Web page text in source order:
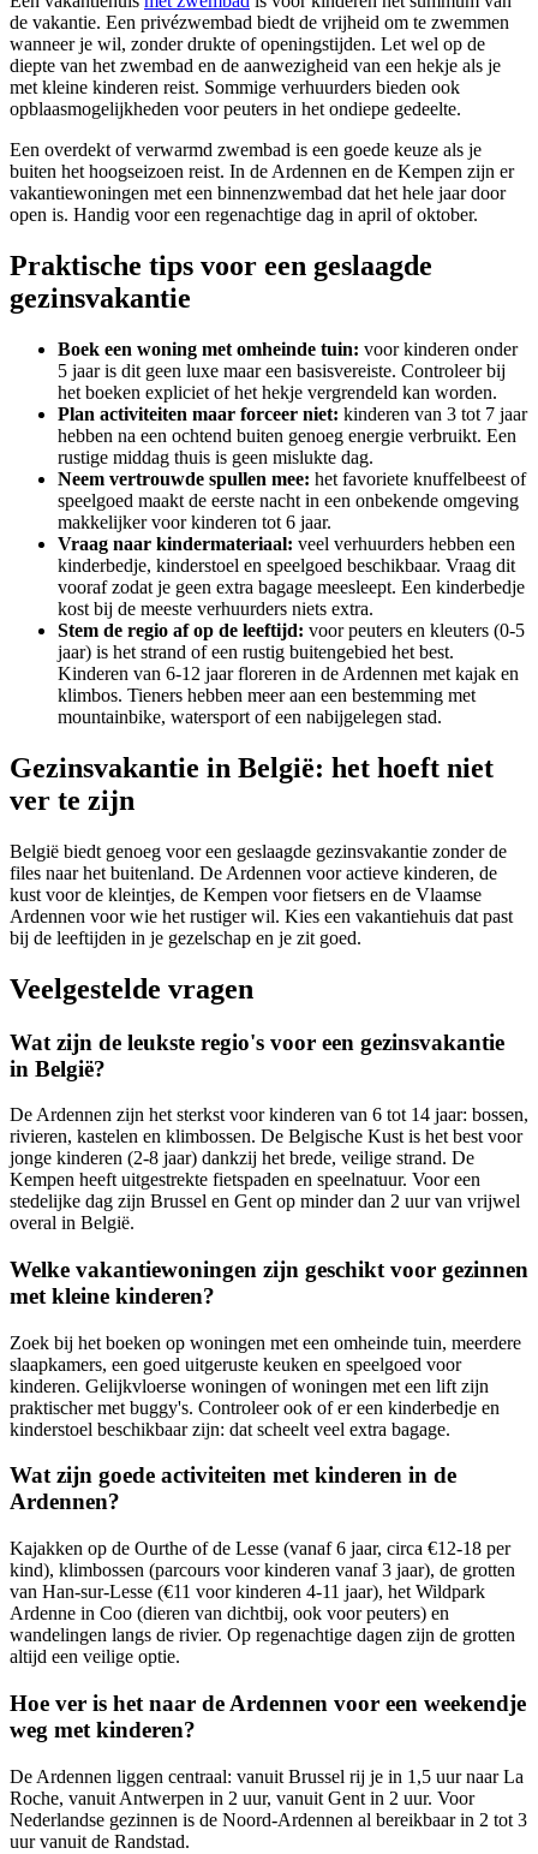
de vakantie. Een privézwembad biedt de vrijheid om te zwemmen
wanneer je wil, zonder drukte of openingstijden. Let wel op de
diepte van het zwembad en de aanwezigheid van een hekje als je
met kleine kinderen reist. Sommige verhuurders bieden ook
opblaasmogelijkheden voor peuters in het ondiepe gedeelte.
Een overdekt of verwarmd zwembad is een goede keuze als je
buiten het hoogseizoen reist. In de Ardennen en de Kempen zijn er
vakantiewoningen met een binnenzwembad dat het hele jaar door
open is. Handig voor een regenachtige dag in april of oktober.
Praktische tips voor een geslaagde
gezinsvakantie
Boek een woning met omheinde tuin: voor kinderen onder
5 jaar is dit geen luxe maar een basisvereiste. Controleer bij
het boeken expliciet of het hekje vergrendeld kan worden.
Plan activiteiten maar forceer niet: kinderen van 3 tot 7 jaar
hebben na een ochtend buiten genoeg energie verbruikt. Een
rustige middag thuis is geen mislukte dag.
Neem vertrouwde spullen mee: het favoriete knuffelbeest of
speelgoed maakt de eerste nacht in een onbekende omgeving
makkelijker voor kinderen tot 6 jaar.
Vraag naar kindermateriaal: veel verhuurders hebben een
kinderbedje, kinderstoel en speelgoed beschikbaar. Vraag dit
vooraf zodat je geen extra bagage meesleept. Een kinderbedje
kost bij de meeste verhuurders niets extra.
Stem de regio af op de leeftijd: voor peuters en kleuters (0-5
jaar) is het strand of een rustig buitengebied het best.
Kinderen van 6-12 jaar floreren in de Ardennen met kajak en
klimbos. Tieners hebben meer aan een bestemming met
mountainbike, watersport of een nabijgelegen stad.
Gezinsvakantie in België: het hoeft niet
ver te zijn
België biedt genoeg voor een geslaagde gezinsvakantie zonder de
files naar het buitenland. De Ardennen voor actieve kinderen, de
kust voor de kleintjes, de Kempen voor fietsers en de Vlaamse
Ardennen voor wie het rustiger wil. Kies een vakantiehuis dat past
bij de leeftijden in je gezelschap en je zit goed.
Veelgestelde vragen
Wat zijn de leukste regio's voor een gezinsvakantie
in België?
De Ardennen zijn het sterkst voor kinderen van 6 tot 14 jaar: bossen,
rivieren, kastelen en klimbossen. De Belgische Kust is het best voor
jonge kinderen (2-8 jaar) dankzij het brede, veilige strand. De
Kempen heeft uitgestrekte fietspaden en speelnatuur. Voor een
stedelijke dag zijn Brussel en Gent op minder dan 2 uur van vrijwel
overal in België.
Welke vakantiewoningen zijn geschikt voor gezinnen
met kleine kinderen?
Zoek bij het boeken op woningen met een omheinde tuin, meerdere
slaapkamers, een goed uitgeruste keuken en speelgoed voor
kinderen. Gelijkvloerse woningen of woningen met een lift zijn
praktischer met buggy's. Controleer ook of er een kinderbedje en
kinderstoel beschikbaar zijn: dat scheelt veel extra bagage.
Wat zijn goede activiteiten met kinderen in de
Ardennen?
Kajakken op de Ourthe of de Lesse (vanaf 6 jaar, circa €12-18 per
kind), klimbossen (parcours voor kinderen vanaf 3 jaar), de grotten
van Han-sur-Lesse (€11 voor kinderen 4-11 jaar), het Wildpark
Ardenne in Coo (dieren van dichtbij, ook voor peuters) en
wandelingen langs de rivier. Op regenachtige dagen zijn de grotten
altijd een veilige optie.
Hoe ver is het naar de Ardennen voor een weekendje
weg met kinderen?
De Ardennen liggen centraal: vanuit Brussel rij je in 1,5 uur naar La
Roche, vanuit Antwerpen in 2 uur, vanuit Gent in 2 uur. Voor
Nederlandse gezinnen is de Noord-Ardennen al bereikbaar in 2 tot 3
uur vanuit de Randstad.